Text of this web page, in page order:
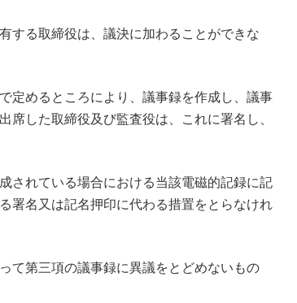
する取締役は、議決に加わることができな
で定めるところにより、議事録を作成し、議事
席した取締役及び監査役は、これに署名し、
されている場合における当該電磁的記録に記
署名又は記名押印に代わる措置をとらなけれ
て第三項の議事録に異議をとどめないもの